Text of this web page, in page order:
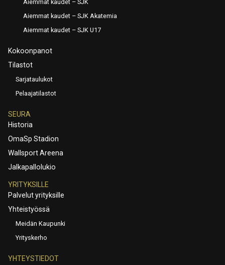
Aiemmat kaudet – SJK
Aiemmat kaudet – SJK Akatemia
Aiemmat kaudet – SJK U17
Kokoonpanot
Tilastot
Sarjataulukot
Pelaajatilastot
SEURA
Historia
OmaSp Stadion
Wallsport Areena
Jalkapallolukio
YRITYKSILLE
Palvelut yrityksille
Yhteistyössä
Meidän Kaupunki
Yrityskerho
YHTEYSTIEDOT